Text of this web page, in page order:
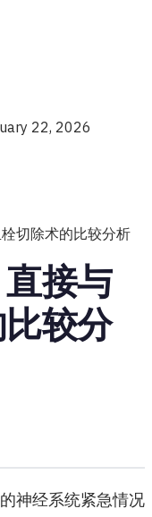
22, 2026
切除术的比较分析
接与
较分
神经系统紧急情况